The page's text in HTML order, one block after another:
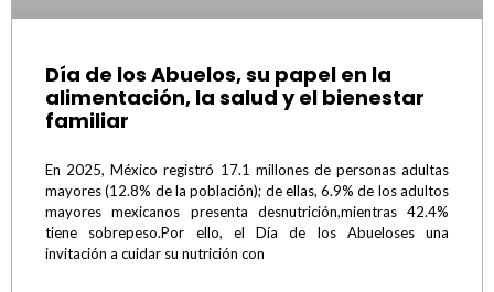
Día de los Abuelos, su papel en la
alimentación, la salud y el bienestar
familiar
En 2025, México registró 17.1 millones de personas adultas
mayores (12.8% de la población); de ellas, 6.9% de los adultos
mayores mexicanos presenta desnutrición,mientras 42.4%
tiene sobrepeso.Por ello, el Día de los Abueloses una
invitación a cuidar su nutrición con